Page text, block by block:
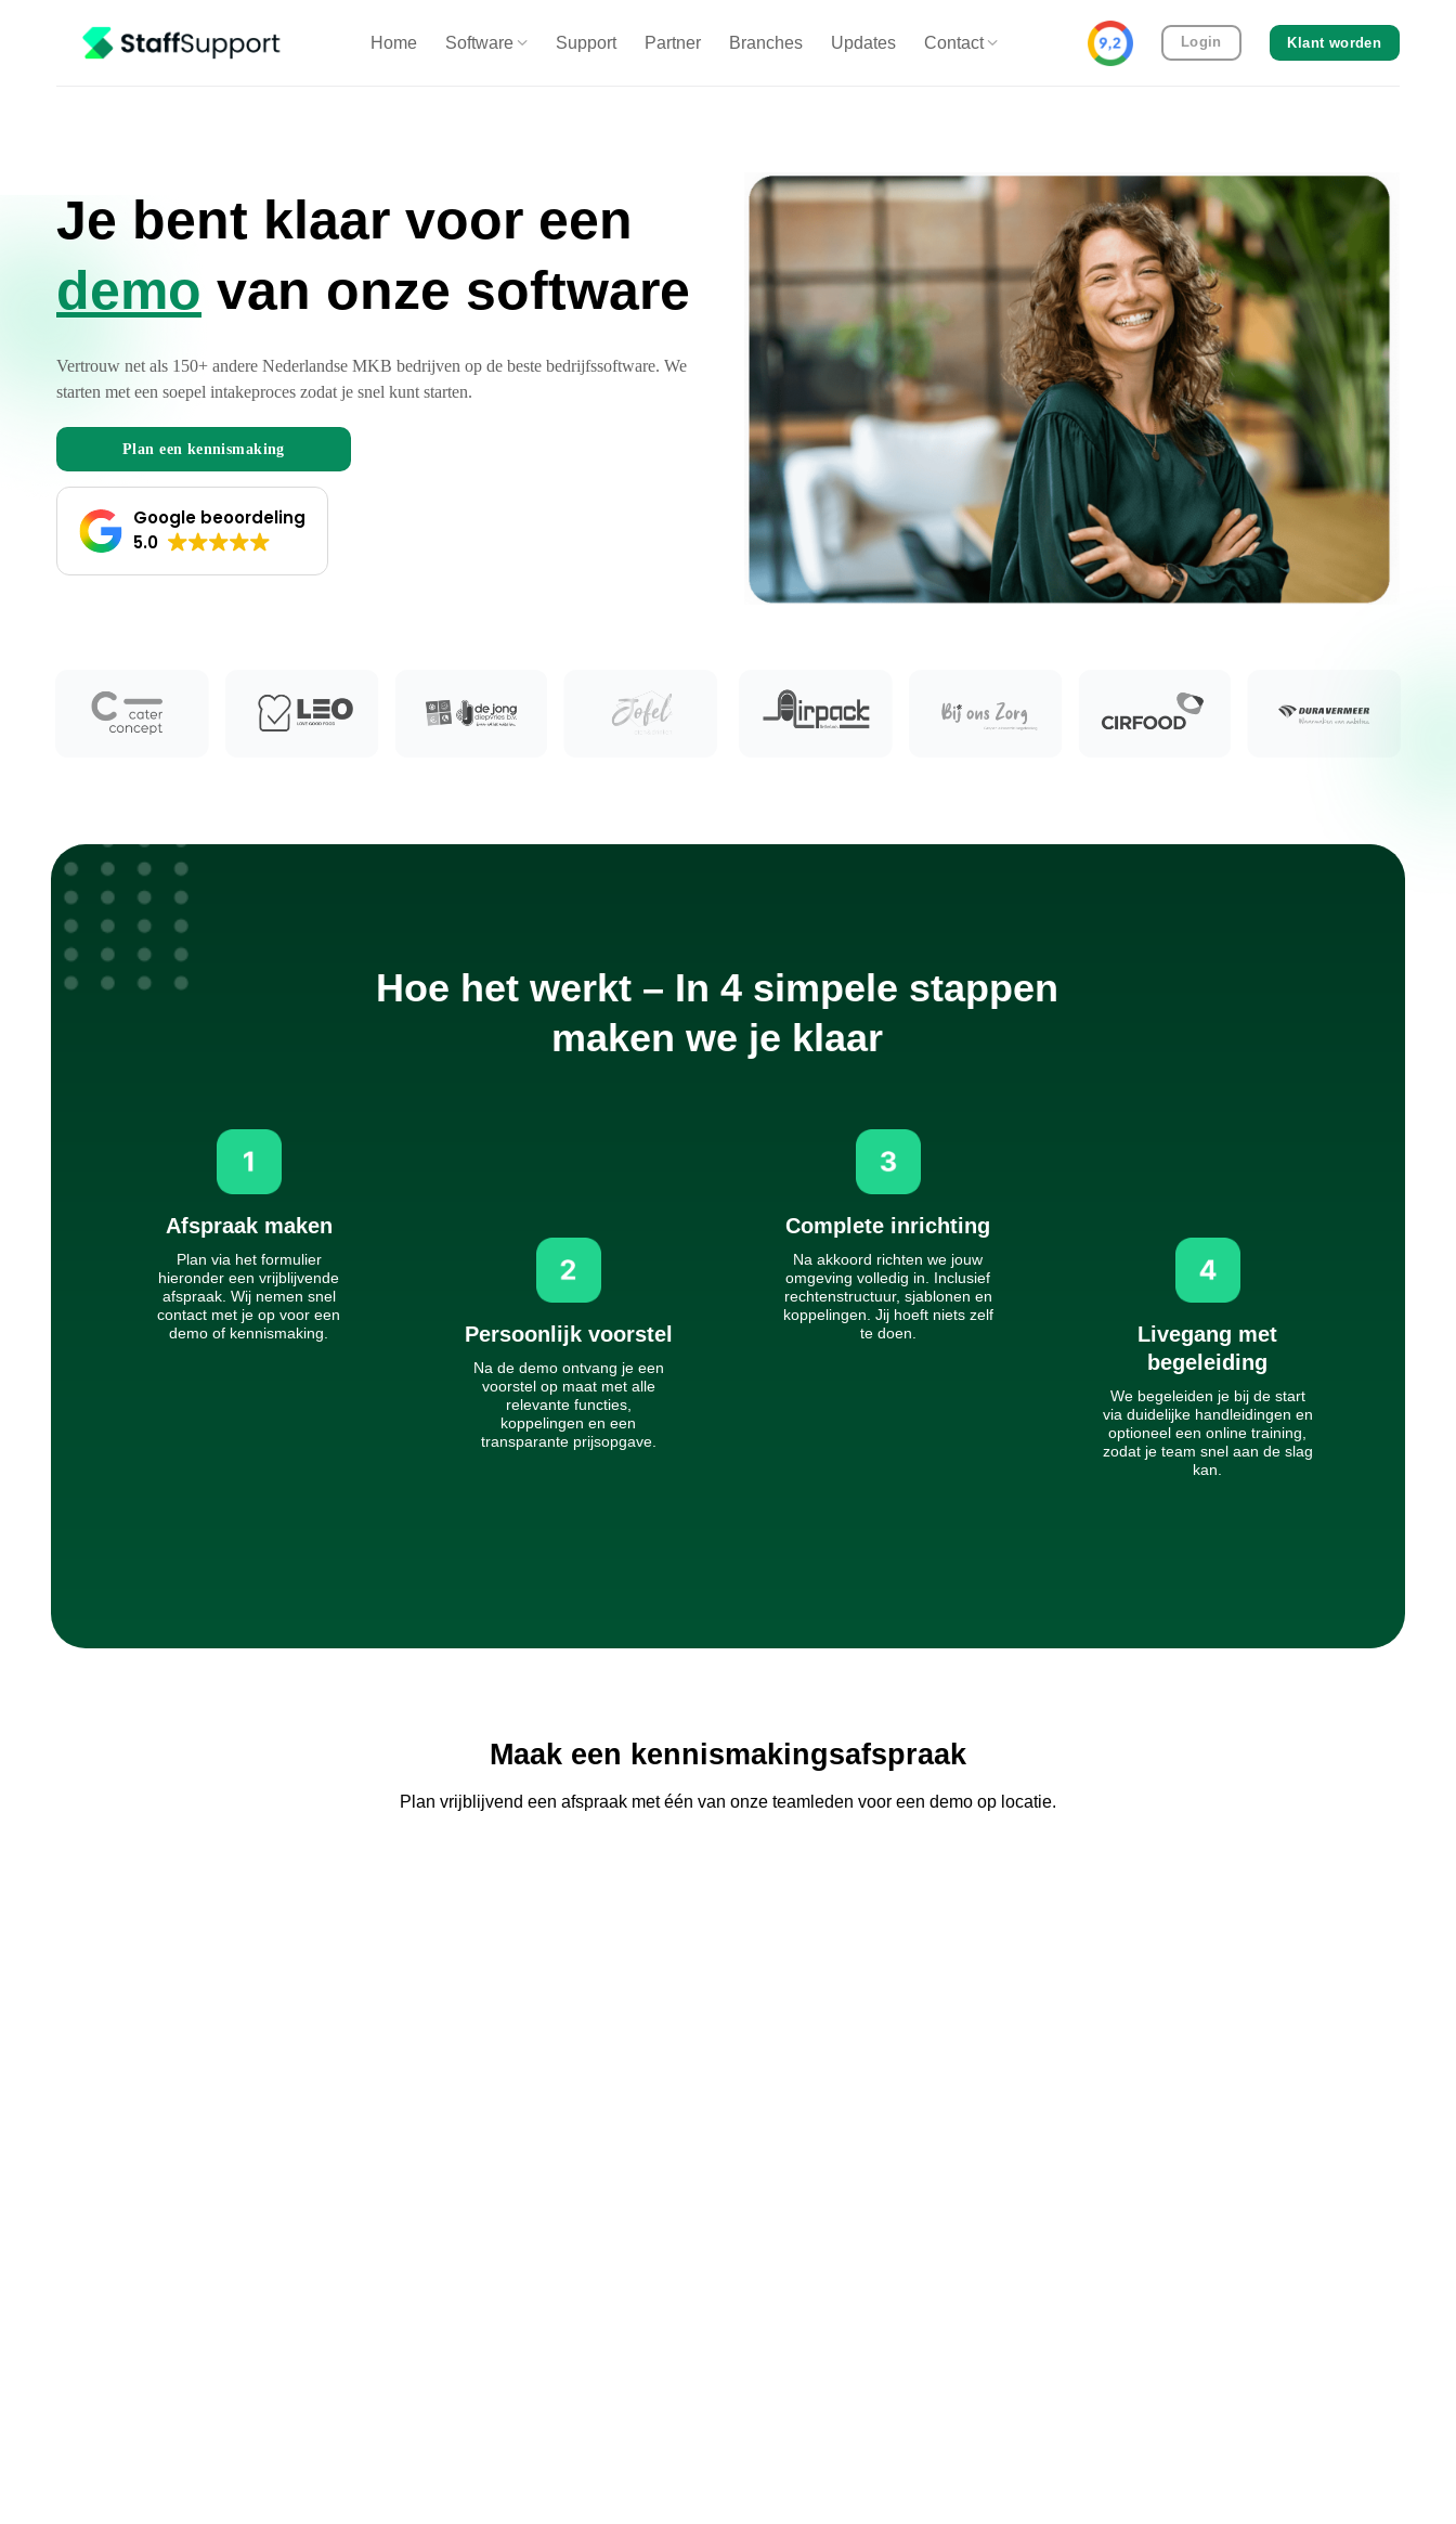
Home Software Support Partner Branches Updates Contact Login Klant worden
Je bent klaar voor een
demo van onze software
Vertrouw net als 150+ andere Nederlandse MKB bedrijven op de beste bedrijfssoftware. We
starten met een soepel intakeproces zodat je snel kunt starten.
Plan een kennismaking
Google beoordeling
5.0
Hoe het werkt – In 4 simpele stappen
maken we je klaar
Afspraak maken
Plan via het formulier
hieronder een vrijblijvende
afspraak. Wij nemen snel
contact met je op voor een
demo of kennismaking.
Persoonlijk voorstel
Na de demo ontvang je een
voorstel op maat met alle
relevante functies,
koppelingen en een
transparante prijsopgave.
Complete inrichting
Na akkoord richten we jouw
omgeving volledig in. Inclusief
rechtenstructuur, sjablonen en
koppelingen. Jij hoeft niets zelf
te doen.
Livegang met
begeleiding
We begeleiden je bij de start
via duidelijke handleidingen en
optioneel een online training,
zodat je team snel aan de slag
kan.
Maak een kennismakingsafspraak
Plan vrijblijvend een afspraak met één van onze teamleden voor een demo op locatie.